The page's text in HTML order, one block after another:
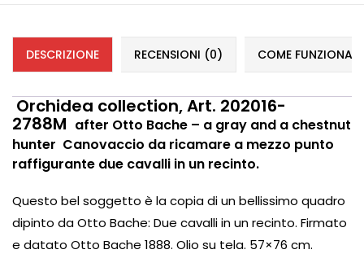
DESCRIZIONE RECENSIONI (0) COME
Orchidea collection,Art. 202016-
2788M after Otto Bache – a gray and a chestnut
hunter Canovaccio da ricamare a mezzo punto
raffigurante due cavalli in un recinto.
Questo bel soggetto è la copia di un bellissimo quadro
dipinto da Otto Bache: Due cavalli in un recinto. Firmato
e datato Otto Bache 1888. Olio su tela. 57×76 cm.